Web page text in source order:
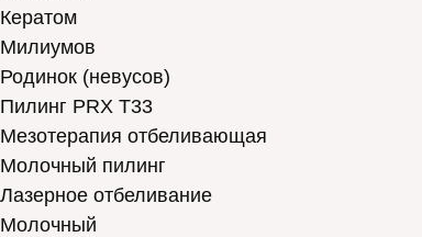
Кератом
Милиумов
Родинок (невусов)
Пилинг PRX T33
Мезотерапия отбеливающая
Молочный пилинг
Лазерное отбеливание
Молочный